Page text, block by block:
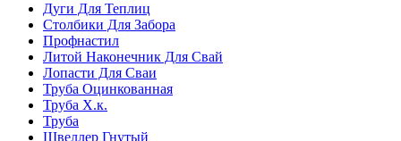
Дуги Для Теплиц
Столбики Для Забора
Профнастил
Литой Наконечник Для Свай
Лопасти Для Сваи
Труба Оцинкованная
Труба Х.к.
Труба
Швеллер Гнутый